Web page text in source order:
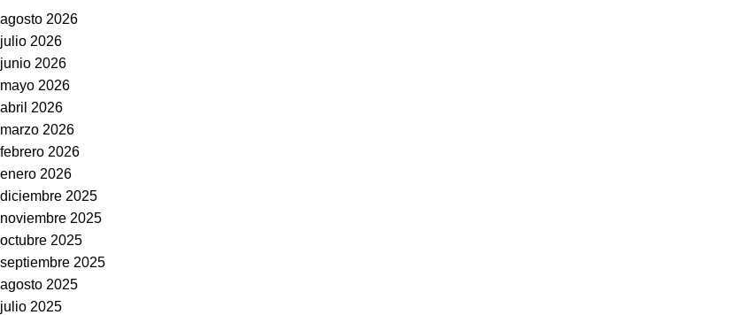
agosto 2026
julio 2026
junio 2026
mayo 2026
abril 2026
marzo 2026
febrero 2026
enero 2026
diciembre 2025
noviembre 2025
octubre 2025
septiembre 2025
agosto 2025
julio 2025